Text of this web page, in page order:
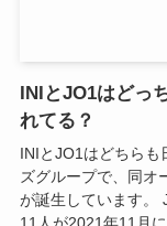
INIとJO1はどっ
れてる？
INIとJO1はどちらも
ズグループで、同オ
が誕生しています。